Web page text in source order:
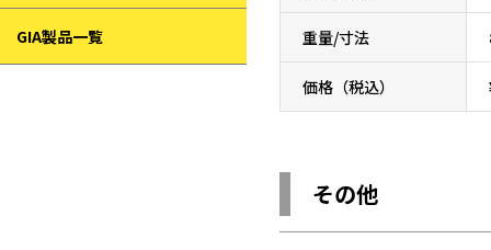
GIA製品一覧 重量/寸法
価格（税込）
その他